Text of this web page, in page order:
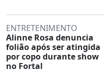
ENTRETENIMENTO
Alinne Rosa denuncia
folião após ser atingida
por copo durante show
no Fortal